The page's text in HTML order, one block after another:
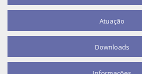
Atuação
Downloads